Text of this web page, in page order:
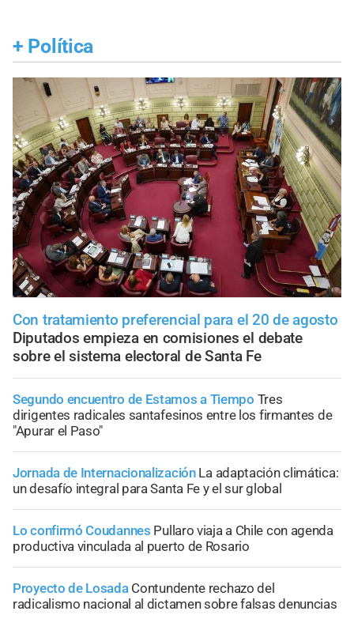
+ Política
Con tratamiento preferencial para el 20 de agosto
Diputados empieza en comisiones el debate
sobre el sistema electoral de Santa Fe
Segundo encuentro de Estamos a Tiempo Tres
dirigentes radicales santafesinos entre los firmantes de
"Apurar el Paso"
Jornada de Internacionalización La adaptación climática:
un desafío integral para Santa Fe y el sur global
Lo confirmó Coudannes Pullaro viaja a Chile con agenda
productiva vinculada al puerto de Rosario
Proyecto de Losada Contundente rechazo del
radicalismo nacional al dictamen sobre falsas denuncias